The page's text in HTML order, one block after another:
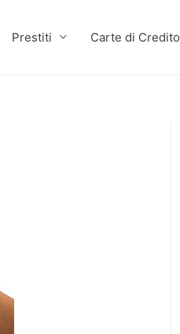
Prestiti Carte di Credito